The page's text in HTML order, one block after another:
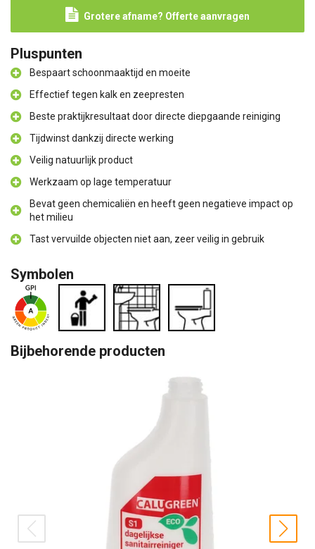
Grotere afname? Offerte aanvragen
Pluspunten
Bespaart schoonmaaktijd en moeite
Effectief tegen kalk en zeepresten
Beste praktijkresultaat door directe diepgaande reiniging
Tijdwinst dankzij directe werking
Veilig natuurlijk product
Werkzaam op lage temperatuur
Bevat geen chemicaliën en heeft geen negatieve impact op
het milieu
Tast vervuilde objecten niet aan, zeer veilig in gebruik
Symbolen
Bijbehorende producten
prev next